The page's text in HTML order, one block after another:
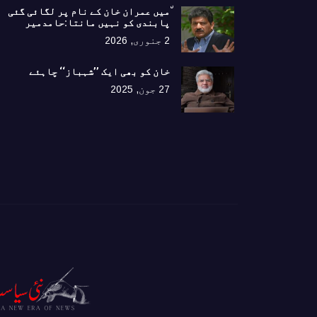
٘میں عمران خان کے نام پر لگائی گئی
پابندی کو نہیں مانتا:حامدمیر
2 جنوری, 2026
خان کو بھی ایک ’’شہباز‘‘ چاہئے​
27 جون, 2025